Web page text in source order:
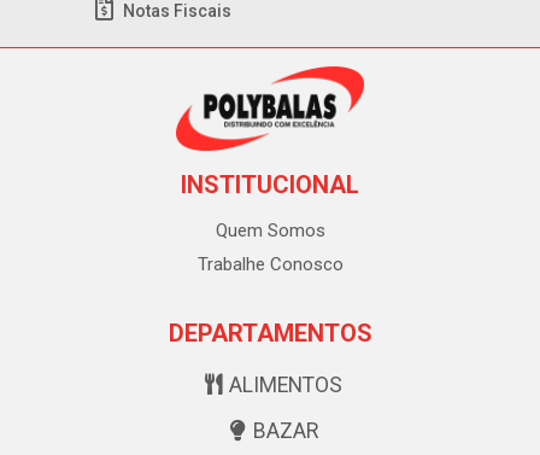
Notas Fiscais
INSTITUCIONAL
Quem Somos
Trabalhe Conosco
DEPARTAMENTOS
ALIMENTOS
BAZAR